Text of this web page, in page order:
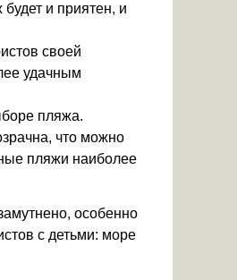
и приятен, и
своей
удачным
пляжа.
что можно
пляжи наиболее
особенно
с детьми: море